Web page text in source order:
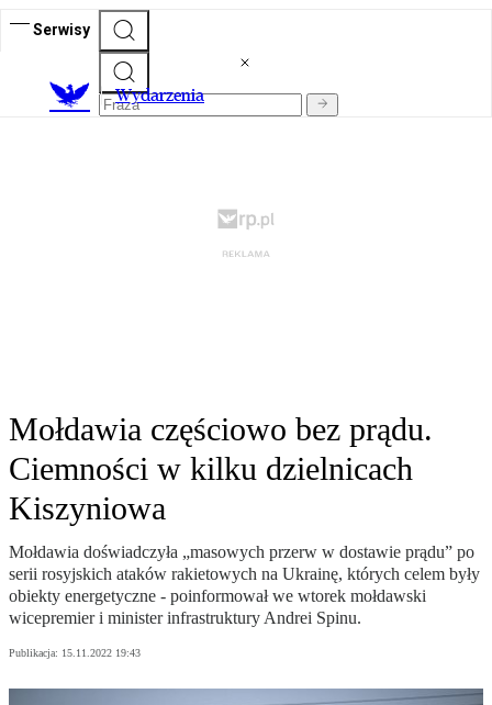
Serwisy
Wydarzenia
Mołdawia częściowo bez prądu.
Ciemności w kilku dzielnicach
Kiszyniowa
Mołdawia doświadczyła „masowych przerw w dostawie prądu” po
serii rosyjskich ataków rakietowych na Ukrainę, których celem były
obiekty energetyczne - poinformował we wtorek mołdawski
wicepremier i minister infrastruktury Andrei Spinu.
Publikacja: 15.11.2022 19:43